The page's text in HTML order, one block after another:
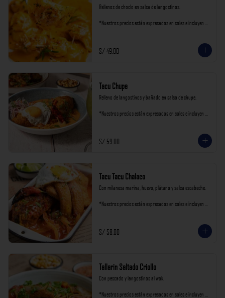
Rellenos de choclo en salsa de langostinos.
*Nuestros precios están expresados en soles e incluyen
S/ 49.00
Tacu Chupe
Relleno de langostinos y bañado en salsa de chupe.
*Nuestros precios están expresados en soles e incluyen
S/ 59.00
Tacu Tacu Chalaco
Con milanesa marina, huevo, plátano y salsa escabeche.
*Nuestros precios están expresados en soles e incluyen
S/ 58.00
Tallarin Saltado Criollo
Con pescado y langostinos al wok.
*Nuestros precios están expresados en soles e incluyen